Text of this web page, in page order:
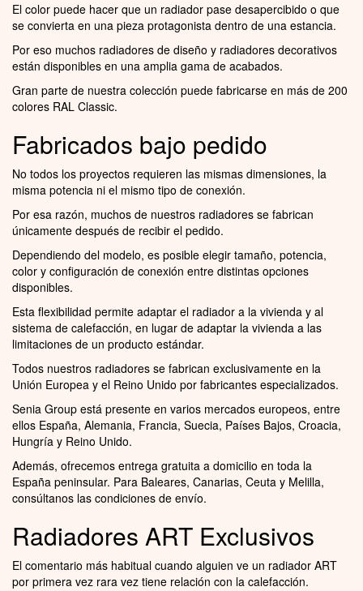
El color puede hacer que un radiador pase desapercibido o que
se convierta en una pieza protagonista dentro de una estancia.
Por eso muchos radiadores de diseño y radiadores decorativos
están disponibles en una amplia gama de acabados.
Gran parte de nuestra colección puede fabricarse en más de 200
colores RAL Classic.
Fabricados bajo pedido
No todos los proyectos requieren las mismas dimensiones, la
misma potencia ni el mismo tipo de conexión.
Por esa razón, muchos de nuestros radiadores se fabrican
únicamente después de recibir el pedido.
Dependiendo del modelo, es posible elegir tamaño, potencia,
color y configuración de conexión entre distintas opciones
disponibles.
Esta flexibilidad permite adaptar el radiador a la vivienda y al
sistema de calefacción, en lugar de adaptar la vivienda a las
limitaciones de un producto estándar.
Todos nuestros radiadores se fabrican exclusivamente en la
Unión Europea y el Reino Unido por fabricantes especializados.
Senia Group está presente en varios mercados europeos, entre
ellos España, Alemania, Francia, Suecia, Países Bajos, Croacia,
Hungría y Reino Unido.
Además, ofrecemos entrega gratuita a domicilio en toda la
España peninsular. Para Baleares, Canarias, Ceuta y Melilla,
consúltanos las condiciones de envío.
Radiadores ART Exclusivos
El comentario más habitual cuando alguien ve un radiador ART
por primera vez rara vez tiene relación con la calefacción.